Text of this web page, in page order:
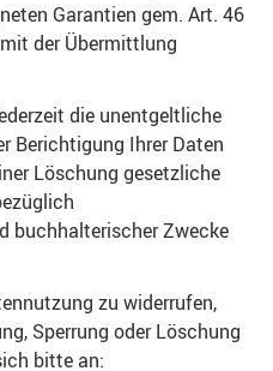
Garantien gem. Art. 46
der Übermittlung
die unentgeltliche
Berichtigung Ihrer Daten
Löschung gesetzliche
buchhalterischer Zwecke
zu widerrufen,
Sperrung oder Löschung
bitte an: